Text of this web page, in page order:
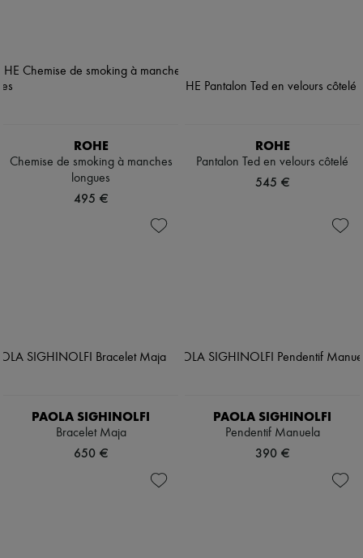
ROHE
Chemise de smoking à manches
longues
495 €
ROHE
Pantalon Ted en velours côtelé
545 €
PAOLA SIGHINOLFI
Bracelet Maja
650 €
PAOLA SIGHINOLFI
Pendentif Manuela
390 €